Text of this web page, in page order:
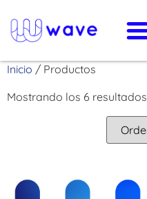
Inicio / Productos
Mostrando los 6 resultados